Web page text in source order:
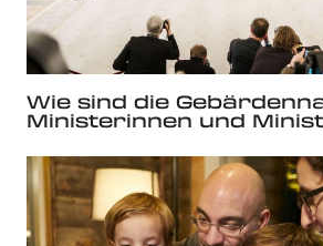
Wie sind die
Ministerinnen und